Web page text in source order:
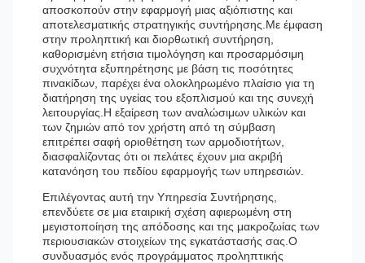
αποσκοπούν στην εφαρμογή μιας αξιόπιστης και
αποτελεσματικής στρατηγικής συντήρησης.Με έμφαση
στην προληπτική και διορθωτική συντήρηση,
καθορισμένη ετήσια τιμολόγηση και προσαρμόσιμη
συχνότητα εξυπηρέτησης με βάση τις ποσότητες
πινακίδων, παρέχει ένα ολοκληρωμένο πλαίσιο για τη
διατήρηση της υγείας του εξοπλισμού και της συνεχή
λειτουργίας.Η εξαίρεση των αναλώσιμων υλικών και
των ζημιών από τον χρήστη από τη σύμβαση
επιτρέπει σαφή οριοθέτηση των αρμοδιοτήτων,
διασφαλίζοντας ότι οι πελάτες έχουν μια ακριβή
κατανόηση του πεδίου εφαρμογής των υπηρεσιών.
Επιλέγοντας αυτή την Υπηρεσία Συντήρησης,
επενδύετε σε μια εταιρική σχέση αφιερωμένη στη
μεγιστοποίηση της απόδοσης και της μακροζωίας των
περιουσιακών στοιχείων της εγκατάστασής σας.Ο
συνδυασμός ενός προγράμματος προληπτικής